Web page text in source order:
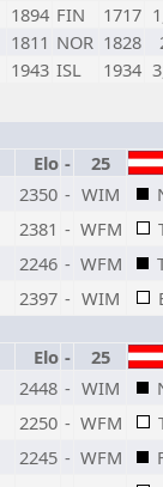
1894 FIN 1717
1811 NOR 1828
1943 ISL 1934
Elo -
25
2350 - WIM
2381 - WFM
2246 - WFM
2397 - WIM
Elo -
25
2448 - WIM
2250 - WFM
2245 - WFM